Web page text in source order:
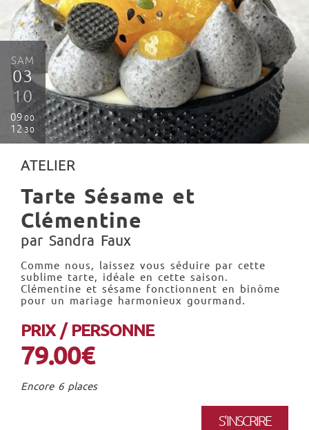
SAM
03
10
09 00
1230
ATELIER
Tarte Sésame et
Clémentine
par Sandra Faux
Comme nous, laissez vous séduire par cette
sublime tarte, idéale en cette saison.
Clémentine et sésame fonctionnent en binôme
pour un mariage harmonieux gourmand.
PRIX / PERSONNE
79.00€
Encore 6 places
S'INSCRIRE